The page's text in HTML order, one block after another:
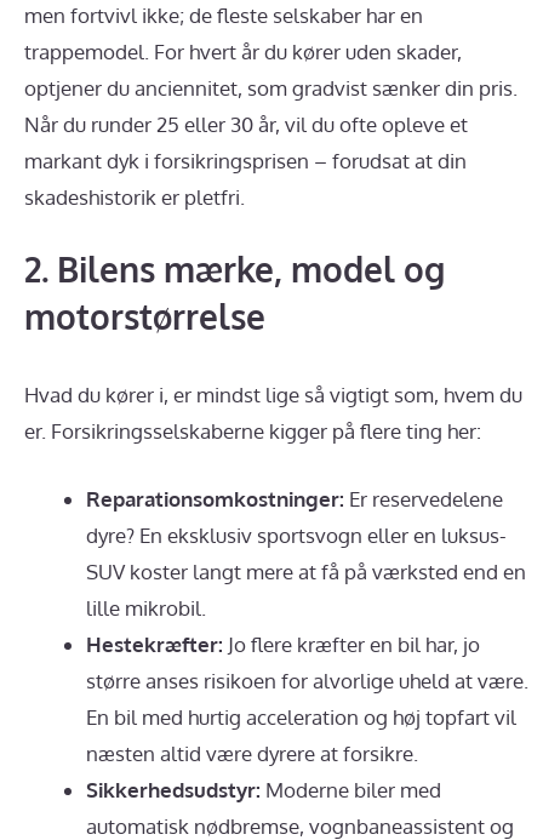
men fortvivl ikke; de fleste selskaber har en
trappemodel. For hvert år du kører uden skader,
optjener du anciennitet, som gradvist sænker din pris.
Når du runder 25 eller 30 år, vil du ofte opleve et
markant dyk i forsikringsprisen – forudsat at din
skadeshistorik er pletfri.
2. Bilens mærke, model og
motorstørrelse
Hvad du kører i, er mindst lige så vigtigt som, hvem du
er. Forsikringsselskaberne kigger på flere ting her:
Reparationsomkostninger: Er reservedelene
dyre? En eksklusiv sportsvogn eller en luksus-
SUV koster langt mere at få på værksted end en
lille mikrobil.
Hestekræfter: Jo flere kræfter en bil har, jo
større anses risikoen for alvorlige uheld at være.
En bil med hurtig acceleration og høj topfart vil
næsten altid være dyrere at forsikre.
Sikkerhedsudstyr: Moderne biler med
automatisk nødbremse, vognbaneassistent og